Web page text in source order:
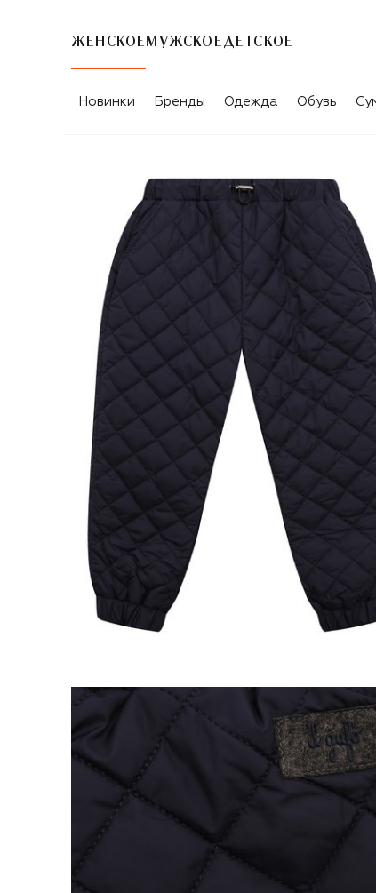
ЖЕНСКОЕ МУЖСКОЕ ДЕТСКОЕ
Новинки Бренды Одежда Обувь